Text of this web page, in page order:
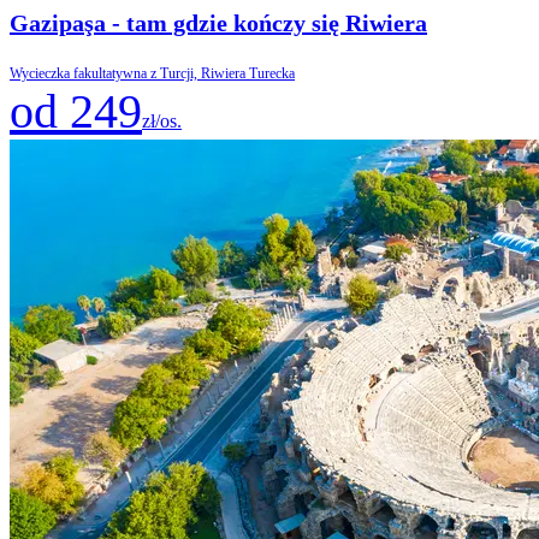
Gazipaşa - tam gdzie kończy się Riwiera
Wycieczka fakultatywna z Turcji, Riwiera Turecka
od 249zł/os.